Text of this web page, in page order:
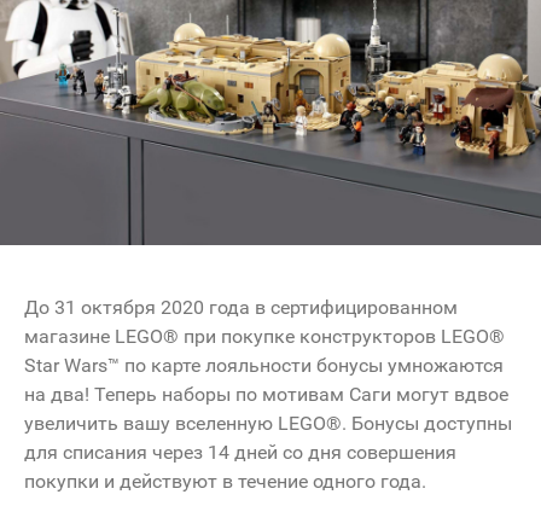
До 31 октября 2020 года в сертифицированном
магазине LEGO® при покупке конструкторов LEGO®
Star Wars™ по карте лояльности бонусы умножаются
на два! Теперь наборы по мотивам Саги могут вдвое
увеличить вашу вселенную LEGO®. Бонусы доступны
для списания через 14 дней со дня совершения
покупки и действуют в течение одного года.